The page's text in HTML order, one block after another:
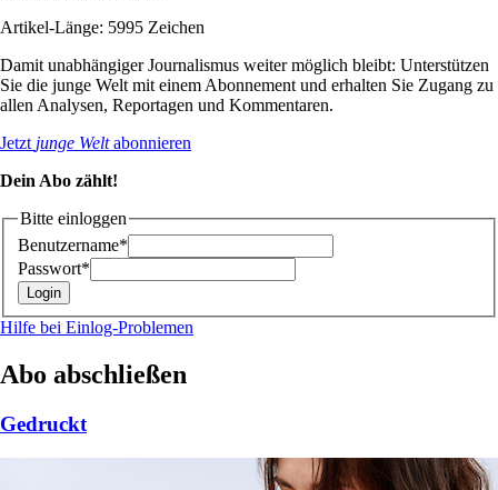
Artikel-Länge: 5995 Zeichen
Damit unabhängiger Journalismus weiter möglich bleibt: Unterstützen
Sie die junge Welt mit einem Abonnement und erhalten Sie Zugang zu
allen Analysen, Reportagen und Kommentaren.
Jetzt junge Weltabonnieren
Dein Abo zählt!
Bitte einloggen
Benutzername*
Passwort*
Hilfe bei Einlog-Problemen
Abo abschließen
Gedruckt